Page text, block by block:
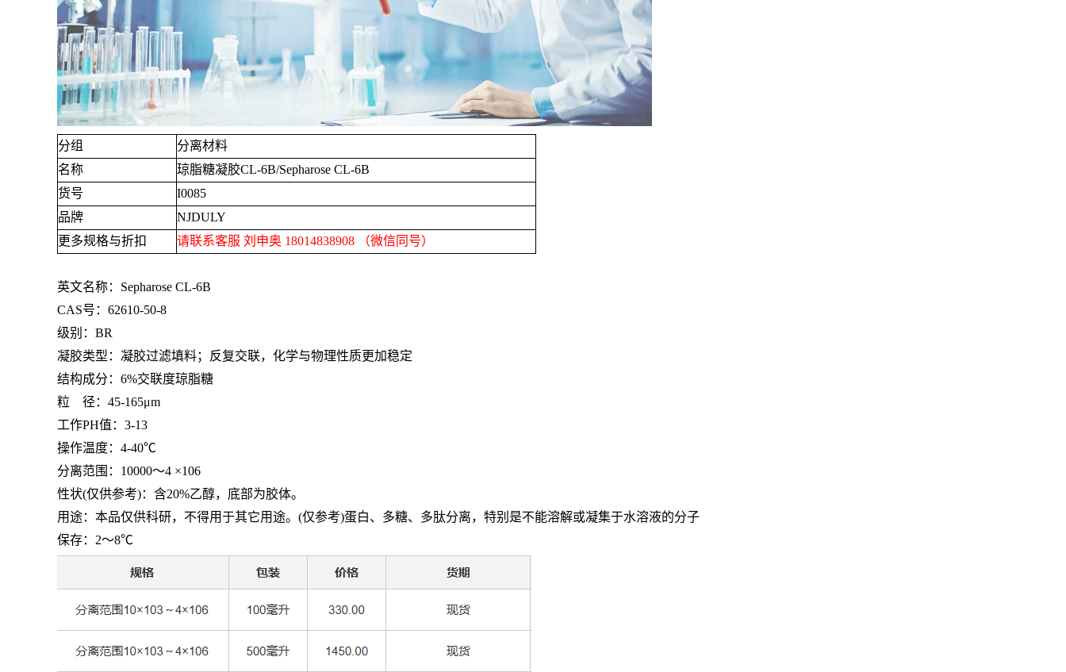
分组
分离材料
名称
琼脂糖凝胶CL-6B/Sepharose CL-6B
货号
I0085
品牌
NJDULY
更多规格与折扣
请联系客服 刘申奥 18014838908 （微信同号）
英文名称： Sepharose CL-6B
CAS号： 62610-50-8
级别： BR
凝胶类型：凝胶过滤填料；反复交联，化学与物理性质更加稳定
结构成分： 6%交联度琼脂糖
粒
径： 45-165μm
工作PH值： 3-13
操作温度： 4-40℃
分离范围： 10000～4 ×106
性状(仅供参考)：含20%乙醇，底部为胶体。
用途：本品仅供科研，不得用于其它用途。 (仅参考)蛋白、多糖、多肽分离，特别是不能溶解或凝集于水溶液的分子
保存： 2～8℃